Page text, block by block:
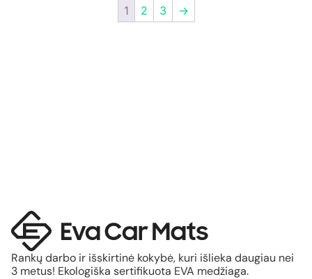
1 2 3 →
Rankų darbo ir išskirtinė kokybė, kuri išlieka daugiau nei
3 metus! Ekologiška sertifikuota EVA medžiaga.